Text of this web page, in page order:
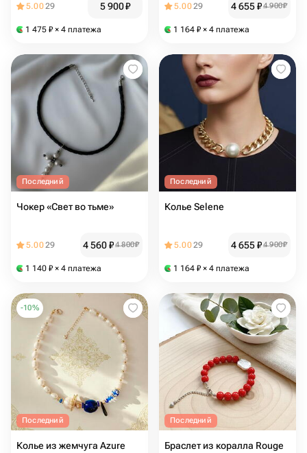
5.0029 5 900₽
1 475 ₽ × 4 платежа
5.0029 4 655₽4 900₽
1 164 ₽ × 4 платежа
Последний
Чокер «Свет во тьме»
5.0029 4 560₽4 800₽
1 140 ₽ × 4 платежа
Последний
Колье Selene
5.0029 4 655₽4 900₽
1 164 ₽ × 4 платежа
-10%
Последний
Колье из жемчуга Azure
Последний
Браслет из коралла Rouge